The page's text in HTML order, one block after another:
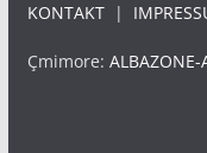
KONTAKT|
Çmimore: ALBAZONE-